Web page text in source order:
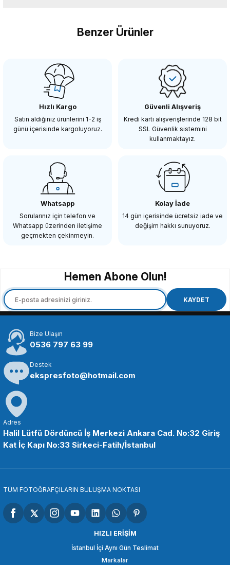
Yorum Yaz
Benzer Ürünler
Godox LED6R LED Video Işığı
Hızlı Kargo
Satın aldığınız ürünlerini 1-2 iş
günü içerisinde kargoluyoruz.
Güvenli Alışveriş
Kredi kartı alışverişlerinde 128 bit
SSL Güvenlik sistemini
kullanmaktayız.
Whatsapp
Sorularınız için telefon ve
Whatsapp üzerinden iletişime
geçmekten çekinmeyin.
Kolay İade
14 gün içerisinde ücretsiz iade ve
değişim hakkı sunuyoruz.
Hemen Abone Olun!
KAYDET
Bize Ulaşın
0536 797 63 99
Destek
ekspresfoto@hotmail.com
Adres
Halil Lütfü Dördüncü İş Merkezi Ankara Cad. No:32 Giriş
Kat İç Kapı No:33 Sirkeci-Fatih/İstanbul
TÜM FOTOĞRAFÇILARIN BULUŞMA NOKTASI
HIZLI ERİŞİM
İstanbul İçi Aynı Gün Teslimat
Markalar